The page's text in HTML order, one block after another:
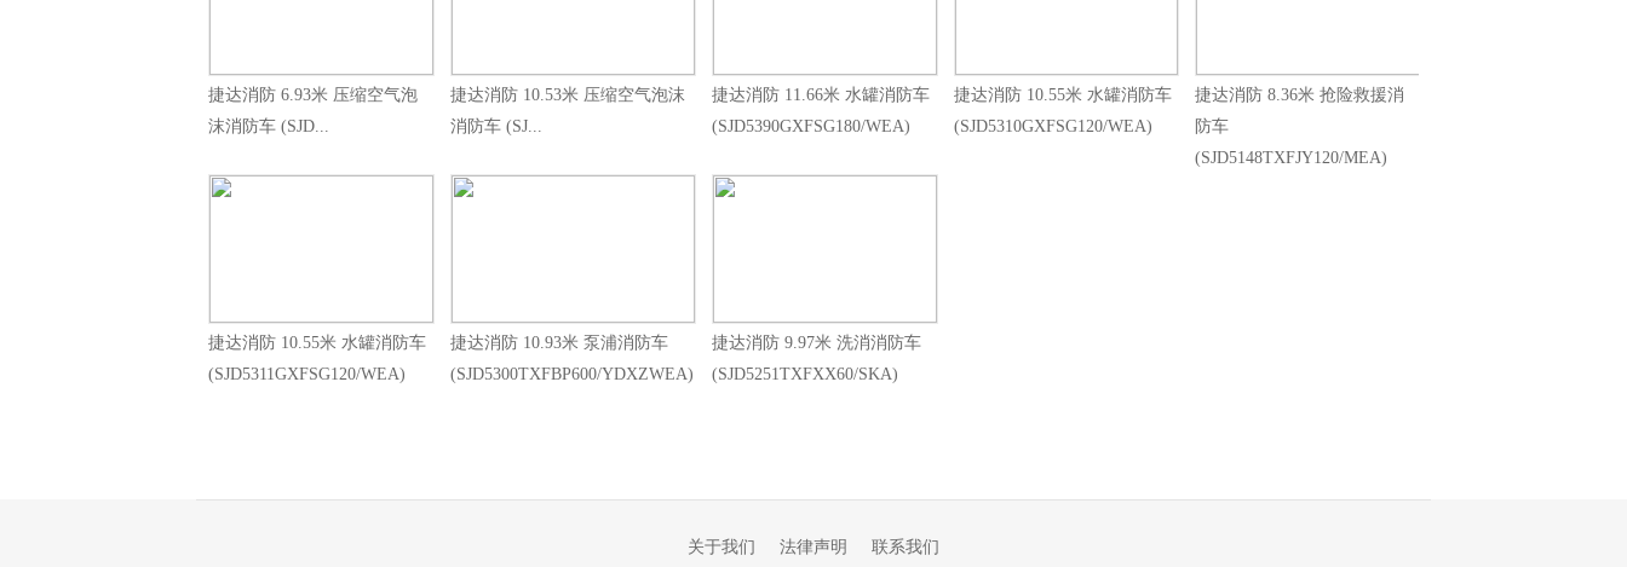
捷达消防 6.93米 压缩空气泡
沫消防车 (SJD...
捷达消防 10.53米 压缩空气泡沫
消防车 (SJ...
捷达消防 11.66米 水罐消防车
(SJD5390GXFSG180/WEA)
捷达消防 10.55米 水罐消防车
(SJD5310GXFSG120/WEA)
捷达消防 8.36米 抢险救援消
防车
(SJD5148TXFJY120/MEA)
捷达消防 10.55米 水罐消防车
(SJD5311GXFSG120/WEA)
捷达消防 10.93米 泵浦消防车
(SJD5300TXFBP600/YDXZWEA)
捷达消防 9.97米 洗消消防车
(SJD5251TXFXX60/SKA)
关于我们 法律声明 联系我们